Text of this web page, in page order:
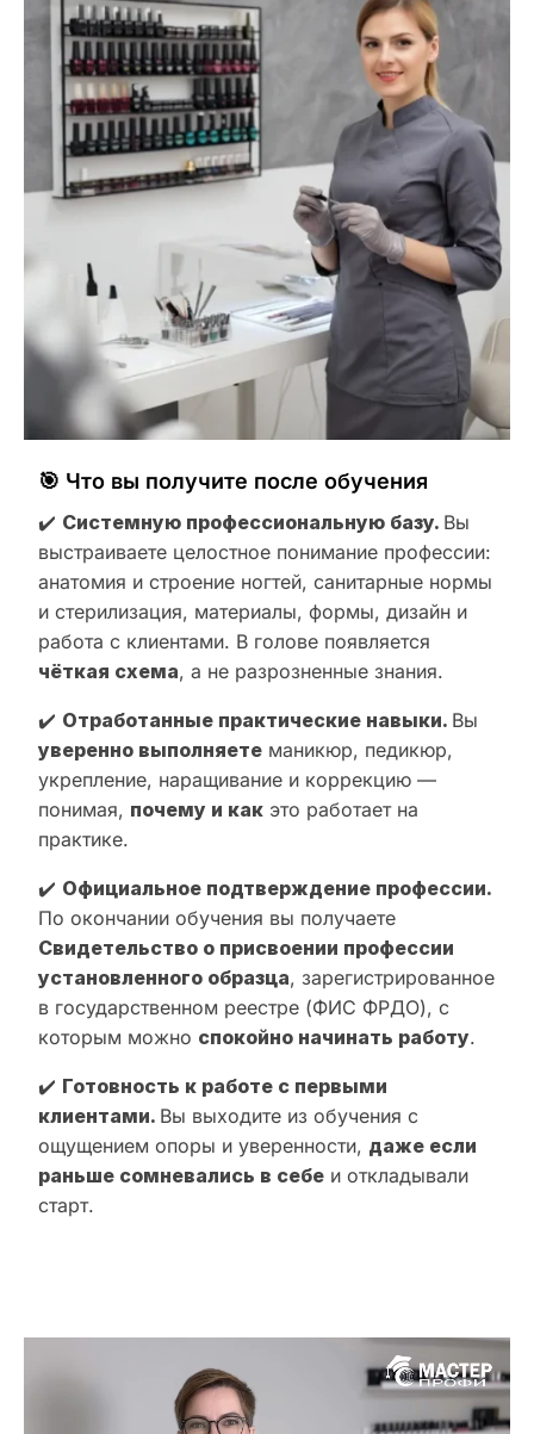
🎯 Что вы получите после обучения
✔️ Системную профессиональную базу. Вы
выстраиваете целостное понимание профессии:
анатомия и строение ногтей, санитарные нормы
и стерилизация, материалы, формы, дизайн и
работа с клиентами. В голове появляется
чёткая схема, а не разрозненные знания.
✔️ Отработанные практические навыки. Вы
уверенно выполняете маникюр, педикюр,
укрепление, наращивание и коррекцию —
понимая, почему и как это работает на
практике.
✔️ Официальное подтверждение профессии.
По окончании обучения вы получаете
Свидетельство о присвоении профессии
установленного образца, зарегистрированное
в государственном реестре (ФИС ФРДО), с
которым можно спокойно начинать работу.
✔️ Готовность к работе с первыми
клиентами. Вы выходите из обучения с
ощущением опоры и уверенности, даже если
раньше сомневались в себе и откладывали
старт.